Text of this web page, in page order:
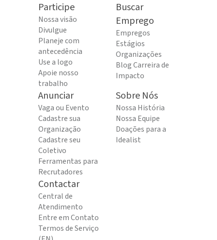
Participe
Nossa visão
Divulgue
Planeje com
antecedência
Use a logo
Apoie nosso
trabalho
Buscar
Emprego
Empregos
Estágios
Organizações
Blog Carreira de
Impacto
Anunciar
Vaga ou Evento
Cadastre sua
Organização
Cadastre seu
Coletivo
Ferramentas para
Recrutadores
Sobre Nós
Nossa História
Nossa Equipe
Doações para a
Idealist
Contactar
Central de
Atendimento
Entre em Contato
Termos de Serviço